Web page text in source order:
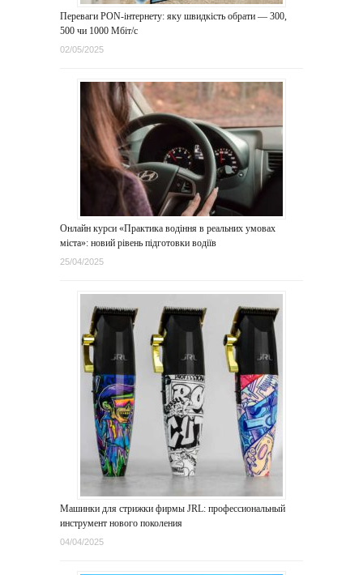
Переваги PON-інтернету: яку швидкість обрати — 300,
500 чи 1000 Мбіт/с
02/05/2025
Онлайн курси «Практика водіння в реальних умовах
міста»: новий рівень підготовки водіїв
25/04/2025
Машинки для стрижки фирмы JRL: профессиональный
инструмент нового поколения
04/04/2025